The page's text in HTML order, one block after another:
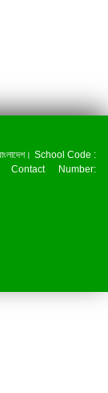
বাংলাদেশ। School Code :
Contact Number: